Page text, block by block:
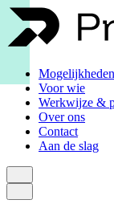
Mogelijkheden
Voor wie
Werkwijze &
Over ons
Contact
Aan de slag